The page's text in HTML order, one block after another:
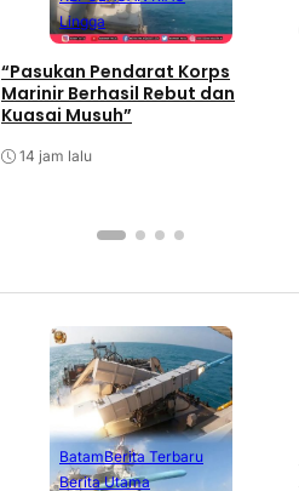
Lingga
“Pasukan Pendarat Korps
Marinir Berhasil Rebut dan
Kuasai Musuh”
14 jam lalu
BatamBerita Terbaru
Berita Utama